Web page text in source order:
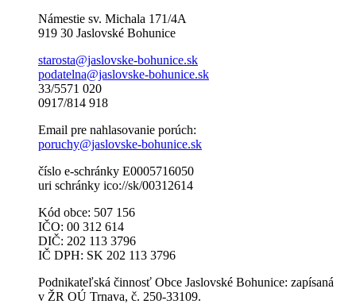
Námestie sv. Michala 171/4A
919 30 Jaslovské Bohunice
starosta@jaslovske-bohunice.sk
podatelna@jaslovske-bohunice.sk
33/5571 020
0917/814 918
Email pre nahlasovanie porúch:
poruchy@jaslovske-bohunice.sk
číslo e-schránky E0005716050
uri schránky ico://sk/00312614
Kód obce: 507 156
IČO: 00 312 614
DIČ: 202 113 3796
IČ DPH: SK 202 113 3796
Podnikateľská činnosť Obce Jaslovské Bohunice: zapísaná
v ŽR OÚ Trnava, č. 250-33109.